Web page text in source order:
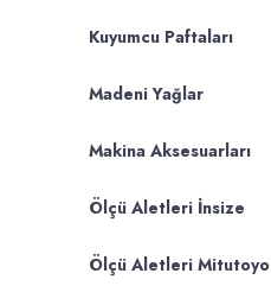
Kuyumcu Paftaları
Madeni Yağlar
Makina Aksesuarları
Ölçü Aletleri İnsize
Ölçü Aletleri Mitutoyo